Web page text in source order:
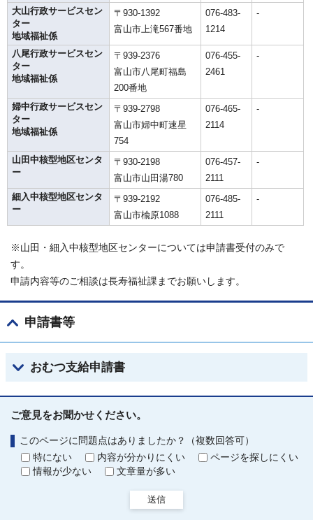
大山行政サービスセン
ター
地域福祉係
〒930-1392
富山市上滝567番地
076-483-
1214
-
八尾行政サービスセン
ター
地域福祉係
〒939-2376
富山市八尾町福島
200番地
076-455-
2461
-
婦中行政サービスセン
ター
地域福祉係
〒939-2798
富山市婦中町速星
754
076-465-
2114
-
山田中核型地区センタ
ー
〒930-2198
富山市山田湯780
076-457-
2111
-
細入中核型地区センタ
ー
〒939-2192
富山市楡原1088
076-485-
2111
-
※山田・細入中核型地区センターについては申請書受付のみで
す。
申請内容等のご相談は長寿福祉課までお願いします。
申請書等
おむつ支給申請書
ご意見をお聞かせください。
このページに問題点はありましたか？（複数回答可）
特にない
内容が分かりにくい
ページを探しにくい
情報が少ない
文章量が多い
送信